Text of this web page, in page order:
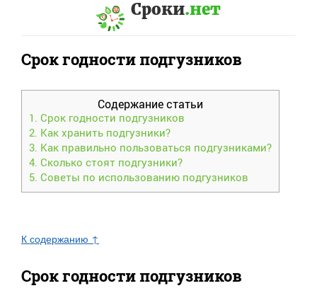
Сроки.нет
Срок годности подгузников
Содержание статьи
1. Срок годности подгузников
2. Как хранить подгузники?
3. Как правильно пользоваться подгузниками?
4. Сколько стоят подгузники?
5. Советы по использованию подгузников
К содержанию ↑
Срок годности подгузников